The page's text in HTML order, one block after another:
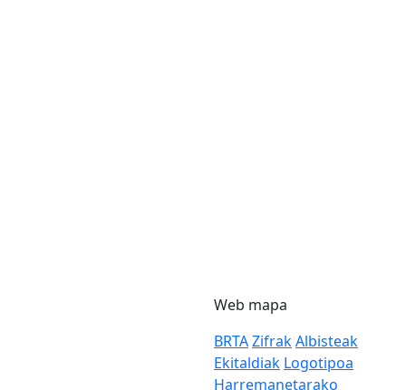
Web mapa
BRTAZifrakAlbisteak
Ekitaldiak Logotipoa
Harremanetarako